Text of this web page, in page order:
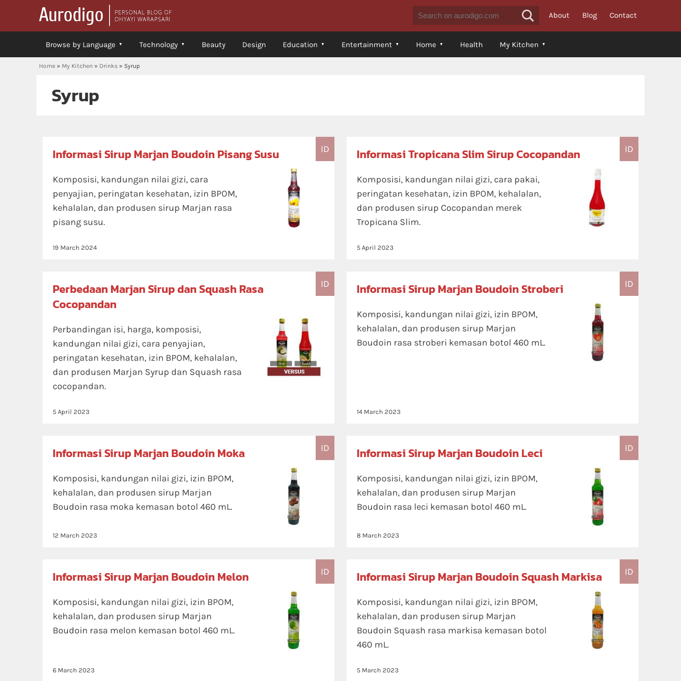
About Blog Contact
Browse by Language Technology Beauty Design Education Entertainment Home Health My Kitchen
Home » My Kitchen » Drinks » Syrup
Syrup
ID
Informasi Sirup Marjan Boudoin Pisang Susu
Komposisi, kandungan nilai gizi, cara
penyajian, peringatan kesehatan, izin BPOM,
kehalalan, dan produsen sirup Marjan rasa
pisang susu.
19 March 2024
ID
Informasi Tropicana Slim Sirup Cocopandan
Komposisi, kandungan nilai gizi, cara pakai,
peringatan kesehatan, izin BPOM, kehalalan,
dan produsen sirup Cocopandan merek
Tropicana Slim.
5 April 2023
ID
Perbedaan Marjan Sirup dan Squash Rasa
Cocopandan
Perbandingan isi, harga, komposisi,
kandungan nilai gizi, cara penyajian,
peringatan kesehatan, izin BPOM, kehalalan,
dan produsen Marjan Syrup dan Squash rasa
cocopandan.
5 April 2023
ID
Informasi Sirup Marjan Boudoin Stroberi
Komposisi, kandungan nilai gizi, izin BPOM,
kehalalan, dan produsen sirup Marjan
Boudoin rasa stroberi kemasan botol 460 mL.
14 March 2023
ID
Informasi Sirup Marjan Boudoin Moka
Komposisi, kandungan nilai gizi, izin BPOM,
kehalalan, dan produsen sirup Marjan
Boudoin rasa moka kemasan botol 460 mL.
12 March 2023
ID
Informasi Sirup Marjan Boudoin Leci
Komposisi, kandungan nilai gizi, izin BPOM,
kehalalan, dan produsen sirup Marjan
Boudoin rasa leci kemasan botol 460 mL.
8 March 2023
ID
Informasi Sirup Marjan Boudoin Melon
Komposisi, kandungan nilai gizi, izin BPOM,
kehalalan, dan produsen sirup Marjan
Boudoin rasa melon kemasan botol 460 mL.
6 March 2023
ID
Informasi Sirup Marjan Boudoin Squash Markisa
Komposisi, kandungan nilai gizi, izin BPOM,
kehalalan, dan produsen sirup Marjan
Boudoin Squash rasa markisa kemasan botol
460 mL.
5 March 2023